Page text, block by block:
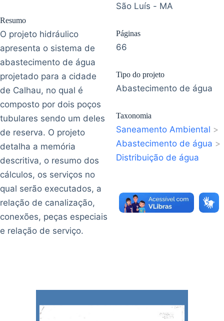
Resumo
O projeto hidráulico
apresenta o sistema de
abastecimento de água
projetado para a cidade
de Calhau, no qual é
composto por dois poços
tubulares sendo um deles
de reserva. O projeto
detalha a memória
descritiva, o resumo dos
cálculos, os serviços no
qual serão executados, a
relação de canalização,
conexões, peças especiais
e relação de serviço.
São Luís - MA
Páginas
66
Tipo do projeto
Abastecimento de água
Taxonomia
Saneamento Ambiental >
Abastecimento de água >
Distribuição de água